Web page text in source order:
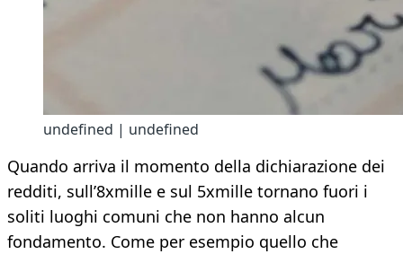
undefined | undefined
Quando arriva il momento della dichiarazione dei
redditi, sull’8xmille e sul 5xmille tornano fuori i
soliti luoghi comuni che non hanno alcun
fondamento. Come per esempio quello che